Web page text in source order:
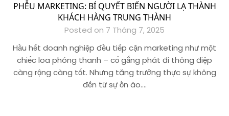
PHỄU MARKETING: BÍ QUYẾT BIẾN NGƯỜI LẠ THÀNH
KHÁCH HÀNG TRUNG THÀNH
Posted on 7 Tháng 7, 2025
Hầu hết doanh nghiệp đều tiếp cận marketing như một
chiếc loa phóng thanh – cố gắng phát đi thông điệp
càng rộng càng tốt. Nhưng tăng trưởng thực sự không
đến từ sự ồn ào….